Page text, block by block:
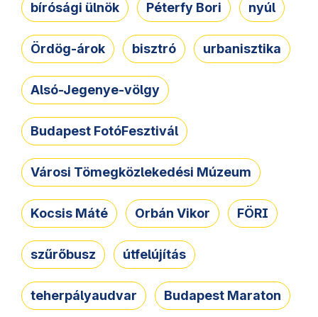
bírósági ülnök Péterfy Bori nyúl
Ördög-árok bisztró urbanisztika
Alsó-Jegenye-völgy
Budapest FotóFesztivál
Városi Tömegközlekedési Múzeum
Kocsis Máté Orbán Vikor FÖRI
szűrőbusz útfelújítás
teherpályaudvar Budapest Maraton